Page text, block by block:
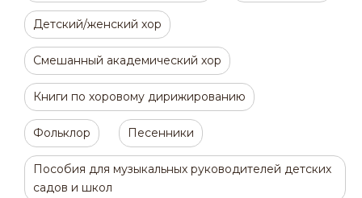
Детский/женский хор
Смешанный академический хор
Книги по хоровому дирижированию
Фольклор Песенники
Пособия для музыкальных руководителей детских
садов и школ